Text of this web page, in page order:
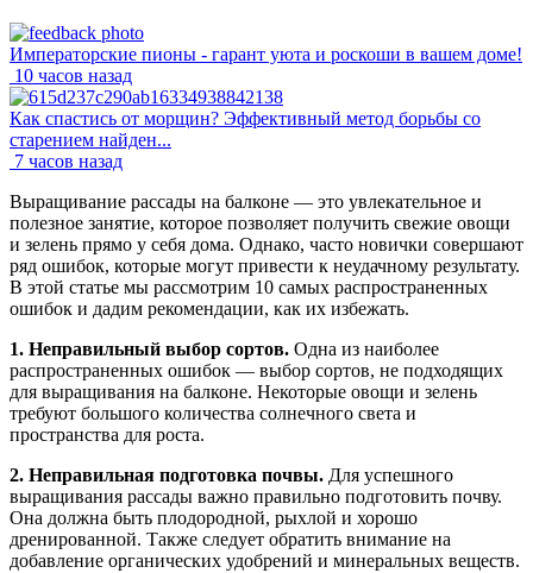
Императорские пионы - гарант уюта и роскоши в вашем доме!
10 часов назад
Как спастись от морщин? Эффективный метод борьбы со
старением найден...
7 часов назад
Выращивание рассады на балконе — это увлекательное и
полезное занятие, которое позволяет получить свежие овощи
и зелень прямо у себя дома. Однако, часто новички совершают
ряд ошибок, которые могут привести к неудачному результату.
В этой статье мы рассмотрим 10 самых распространенных
ошибок и дадим рекомендации, как их избежать.
1. Неправильный выбор сортов. Одна из наиболее
распространенных ошибок — выбор сортов, не подходящих
для выращивания на балконе. Некоторые овощи и зелень
требуют большого количества солнечного света и
пространства для роста.
2. Неправильная подготовка почвы. Для успешного
выращивания рассады важно правильно подготовить почву.
Она должна быть плодородной, рыхлой и хорошо
дренированной. Также следует обратить внимание на
добавление органических удобрений и минеральных веществ.